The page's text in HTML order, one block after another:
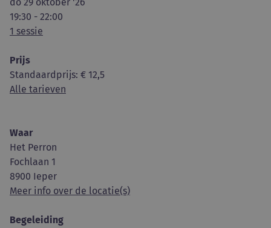
19:30 - 22:00
1 sessie
Prijs
Standaardprijs: € 12,5
Alle tarieven
Waar
Het Perron
Fochlaan 1
8900 Ieper
Meer info over de locatie(s)
Begeleiding